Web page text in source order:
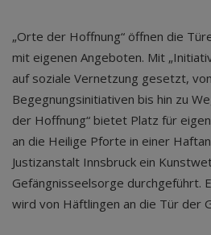
„Orte der Hoffnung“ öffnen die
mit eigenen Angeboten. Mit
auf soziale Vernetzung gesetzt,
Begegnungsinitiativen bis hin zu
der Hoffnung“ bietet Platz für
an die Heilige Pforte in einer
Justizanstalt Innsbruck ein
Gefängnisseelsorge durchgeführt.
wird von Häftlingen an die Tür der